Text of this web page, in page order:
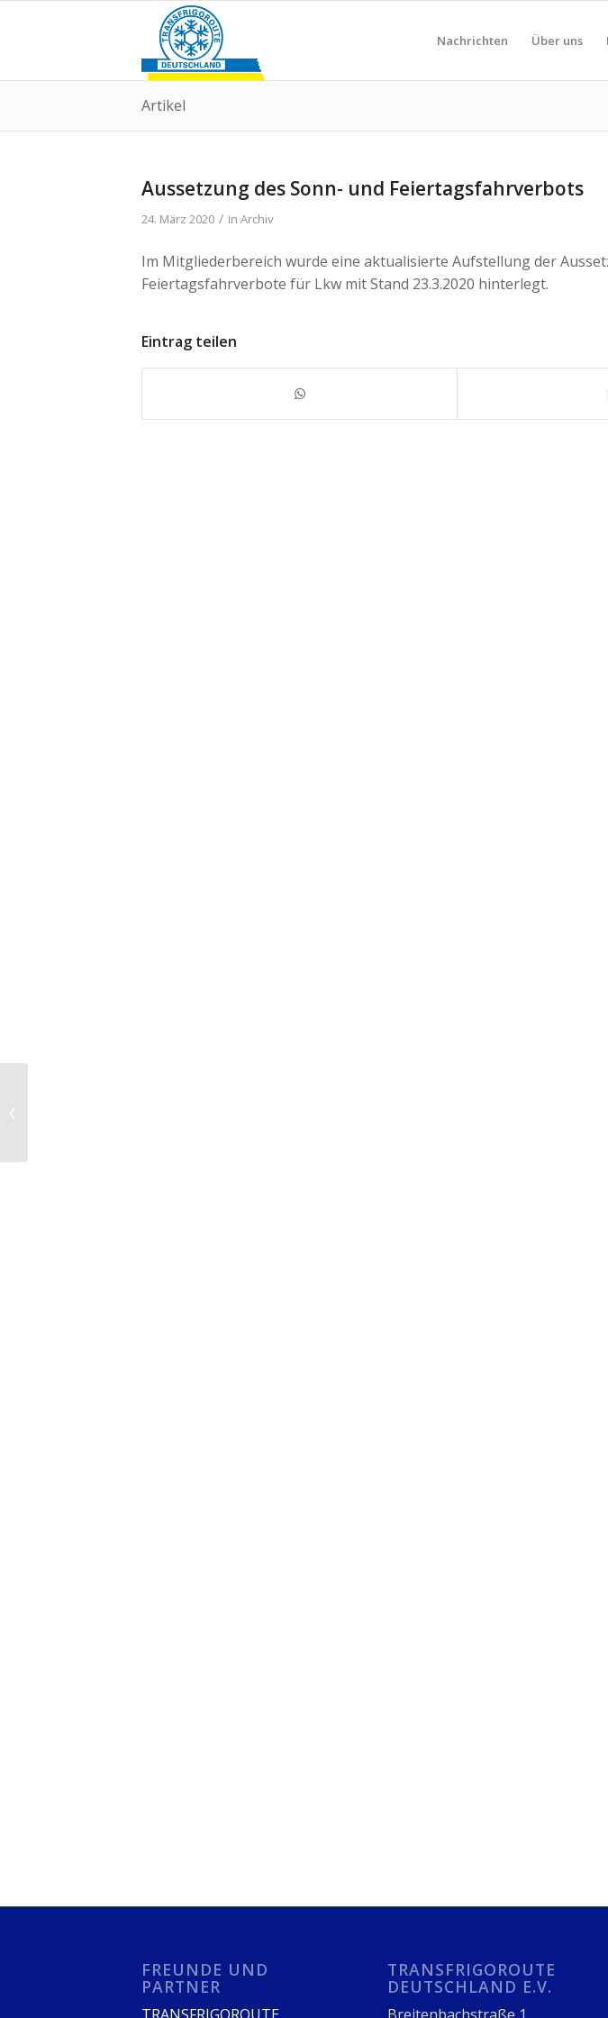
Nachrichten Über uns
Artikel
Aussetzung des Sonn- und Feiertagsfahrverbots
24. März 2020 / in Archiv
Im Mitgliederbereich wurde eine aktualisierte Aufstellung der
Feiertagsfahrverbote für Lkw mit Stand 23.3.2020 hinterlegt.
Eintrag teilen
FREUNDE UND
PARTNER
TRANSFRIGOROUTE
DEUTSCHLAND E.V.